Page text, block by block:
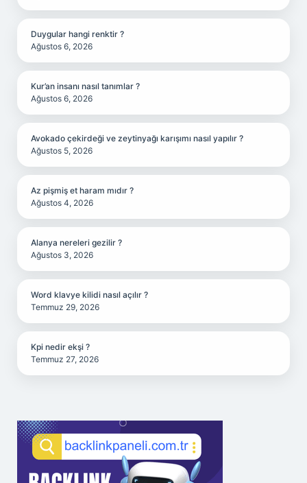
Duygular hangi renktir ?
Ağustos 6, 2026
Kur’an insanı nasıl tanımlar ?
Ağustos 6, 2026
Avokado çekirdeği ve zeytinyağı karışımı nasıl yapılır ?
Ağustos 5, 2026
Az pişmiş et haram mıdır ?
Ağustos 4, 2026
Alanya nereleri gezilir ?
Ağustos 3, 2026
Word klavye kilidi nasıl açılır ?
Temmuz 29, 2026
Kpi nedir ekşi ?
Temmuz 27, 2026